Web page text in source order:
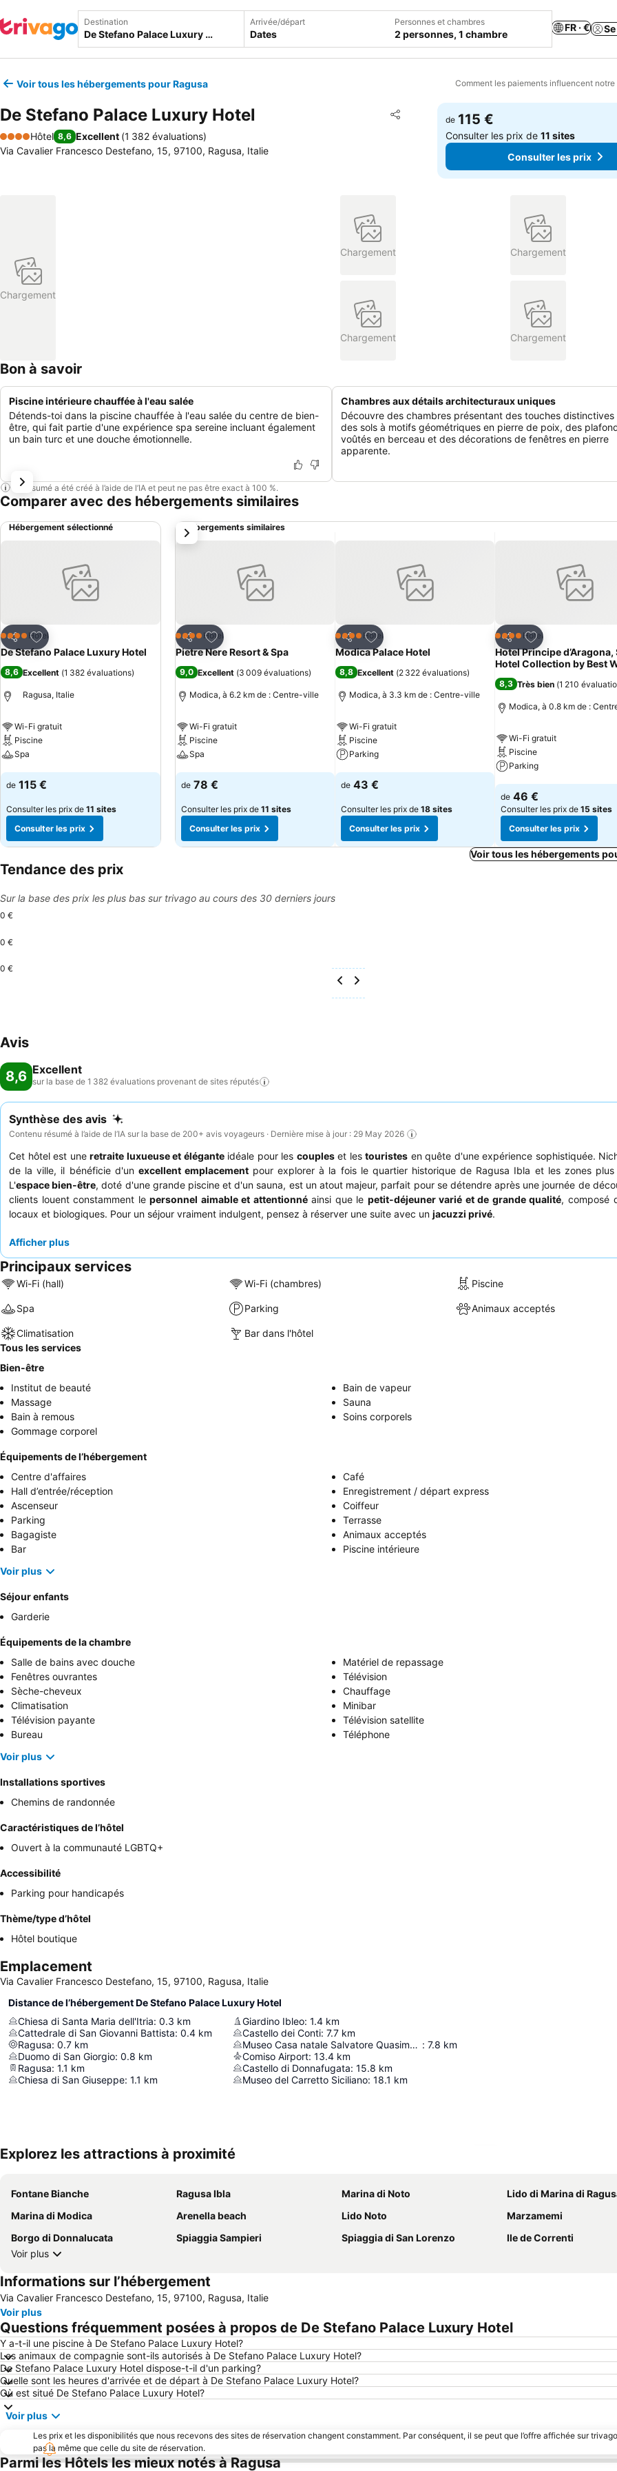
Destination Arrivée/départ
Dates
Personnes et chambres
2 personnes, 1 chambre
FR · €
Voir tous les hébergements pour Ragusa Comment les paiements influencent
De Stefano Palace Luxury Hotel Partager
Ajouter à mes favoris
4 Étoiles
Hôtel 8,6 Excellent (1 382 évaluations)
Via Cavalier Francesco Destefano, 15, 97100, Ragusa, Italie
de 115 €
Consulter les prix de11 sites
Consulter les prix
Chargement
Chargement Chargement
Chargement Chargement
Bon à savoir
Piscine intérieure chauffée à l'eau salée
Détends-toi dans la piscine chauffée à l'eau salée du centre de bien-
être, qui fait partie d'une expérience spa sereine incluant également
un bain turc et une douche émotionnelle.
Chambres aux détails architecturaux uniques
Découvre des chambres présentant des touches distinctives
des sols à motifs géométriques en pierre de poix, des
voûtés en berceau et des décorations de fenêtres en pierre
apparente.
Ce résumé a été créé à l’aide de l’IA et peut ne pas être exact à 100 %.
Comparer avec des hébergements similaires
Hébergement sélectionné
Partager
Ajouter à mes favoris
4 ÉtoilesHôtel
De Stefano Palace Luxury Hotel
8,6 Excellent (1 382 évaluations)
Ragusa, Italie
Wi-Fi gratuit
Piscine
Spa
Consulter les prix
de 115 €
Consulter les prix de 11 sites
Consulter les prix
Hébergements similaires
Partager
Ajouter à mes favoris
4 ÉtoilesHôtel
Pietre Nere Resort & Spa
9,0 Excellent (3 009 évaluations)
Modica, à 6.2 km de : Centre-ville
Wi-Fi gratuit
Piscine
Spa
Consulter les prix
de 78 €
Consulter les prix de 11 sites
Consulter les prix
Partager
Ajouter à mes favoris
4 ÉtoilesHôtel
Modica Palace Hotel
8,8 Excellent (2 322 évaluations)
Modica, à 3.3 km de : Centre-ville
Wi-Fi gratuit
Piscine
Parking
Consulter les prix
de 43 €
Consulter les prix de 18 sites
Consulter les prix
Partager
Ajouter à mes
4 ÉtoilesHôtel
Hotel Principe d’Aragona,
Hotel Collection by Best
8,3 Très bien (1 210
Modica, à 0.8 km de :
Wi-Fi gratuit
Piscine
Parking
Consulter les prix
de 46 €
Consulter les prix de 15 sites
Consulter les prix
suivant
Voir tous les hébergements
Tendance des prix
Sur la base des prix les plus bas sur trivago au cours des 30 derniers jours
0 €
0 €
0 €
Avis
8,6 Excellent
sur la base de 1 382 évaluations provenant de sites réputés
Synthèse des avis
Contenu résumé à l’aide de l’IA sur la base de 200+ avis voyageurs · Dernière mise à jour : 29 May 2026
Cet hôtel est une retraite luxueuse et éléganteidéale pour les coupleset les touristes en quête d'une expérience sophistiquée.
de la ville, il bénéficie d'un excellent emplacementpour explorer à la fois le quartier historique de Ragusa Ibla et les zones plus
L'espace bien-être, doté d'une grande piscine et d'un sauna, est un atout majeur, parfait pour se détendre après une journée de
clients louent constamment lepersonnel aimable et attentionnéainsi que le petit-déjeuner varié et de grande qualité, composé
locaux et biologiques. Pour un séjour vraiment indulgent, pensez à réserver une suite avec un jacuzzi privé.
Afficher plus
Principaux services
Wi-Fi (hall) Wi-Fi (chambres) Piscine
Spa Parking Animaux acceptés
Climatisation
Bar dans l'hôtel
Tous les services
Bien-être
Institut de beauté
Bain de vapeur
Massage
Sauna
Bain à remous
Soins corporels
Gommage corporel
Équipements de l’hébergement
Centre d'affaires
Café
Hall d’entrée/réception
Enregistrement / départ express
Ascenseur
Coiffeur
Parking
Terrasse
Bagagiste
Animaux acceptés
Bar
Piscine intérieure
Voir plus
Séjour enfants
Garderie
Équipements de la chambre
Salle de bains avec douche
Matériel de repassage
Fenêtres ouvrantes
Télévision
Sèche-cheveux
Chauffage
Climatisation
Minibar
Télévision payante
Télévision satellite
Bureau
Téléphone
Voir plus
Installations sportives
Chemins de randonnée
Caractéristiques de l’hôtel
Ouvert à la communauté LGBTQ+
Accessibilité
Parking pour handicapés
Thème/type d’hôtel
Hôtel boutique
Emplacement
Via Cavalier Francesco Destefano, 15, 97100, Ragusa, Italie
Distance de l’hébergement De Stefano Palace Luxury Hotel
Chiesa di Santa Maria dell'Itria: 0.3 km
Cattedrale di San Giovanni Battista: 0.4 km
Ragusa: 0.7 km
Duomo di San Giorgio: 0.8 km
Ragusa: 1.1 km
Chiesa di San Giuseppe: 1.1 km
Giardino Ibleo: 1.4 km
Castello dei Conti: 7.7 km
Museo Casa natale Salvatore Quasimodo : 7.8 km
Comiso Airport: 13.4 km
Castello di Donnafugata: 15.8 km
Museo del Carretto Siciliano: 18.1 km
Explorez les attractions à proximité
Fontane Bianche Ragusa Ibla Marina di Noto
Lido di Marina di
Marina di Modica
Arenella beach Lido Noto
Marzamemi
Borgo di Donnalucata
Spiaggia Sampieri Spiaggia di San Lorenzo
Ile de Correnti
Voir plus
Informations sur l’hébergement
Via Cavalier Francesco Destefano, 15, 97100, Ragusa, Italie
Voir plus
Questions fréquemment posées à propos de De Stefano Palace Luxury Hotel
Y a-t-il une piscine à De Stefano Palace Luxury Hotel?
Les animaux de compagnie sont-ils autorisés à De Stefano Palace Luxury Hotel?
De Stefano Palace Luxury Hotel dispose-t-il d'un parking?
Quelle sont les heures d'arrivée et de départ à De Stefano Palace Luxury Hotel?
Où est situé De Stefano Palace Luxury Hotel?
Voir plus
Les prix et les disponibilités que nous recevons des sites de réservation changent constamment. Par conséquent, il se peut que l’offre affichée sur
pas la même que celle du site de réservation.
Parmi les Hôtels les mieux notés à Ragusa